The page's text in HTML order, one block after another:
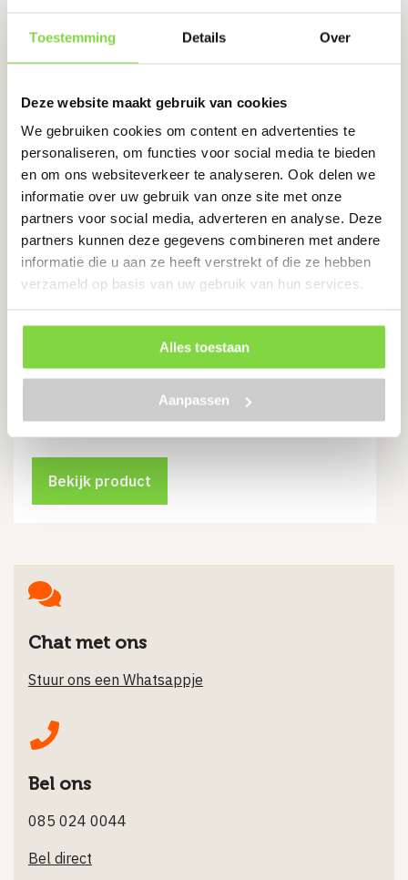
Toestemming Details Over
Deze website maakt gebruik van cookies
We gebruiken cookies om content en advertenties te
personaliseren, om functies voor social media te bieden
en om ons websiteverkeer te analyseren. Ook delen we
informatie over uw gebruik van onze site met onze
partners voor social media, adverteren en analyse. Deze
partners kunnen deze gegevens combineren met andere
informatie die u aan ze heeft verstrekt of die ze hebben
verzameld op basis van uw gebruik van hun services.
Alles toestaan
Aanpassen
Het voorkomen van kieren en gaten tussen de
Zorgt voor verlenging van de levensduur van de
Voor het afbakenen en stabiliseren van je tuin
€4.48
Bekijk product
grof,1000kg
Levertijd:5 werkdagen
€50.22
Bekijk product
Chat met ons
Stuur ons een Whatsappje
Bel ons
085 024 0044
Bel direct